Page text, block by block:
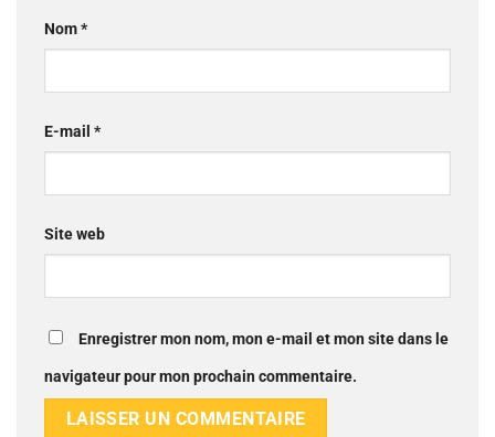
Nom*
E-mail *
Site web
Enregistrer mon nom, mon e-mail et mon site dans le
navigateur pour mon prochain commentaire.